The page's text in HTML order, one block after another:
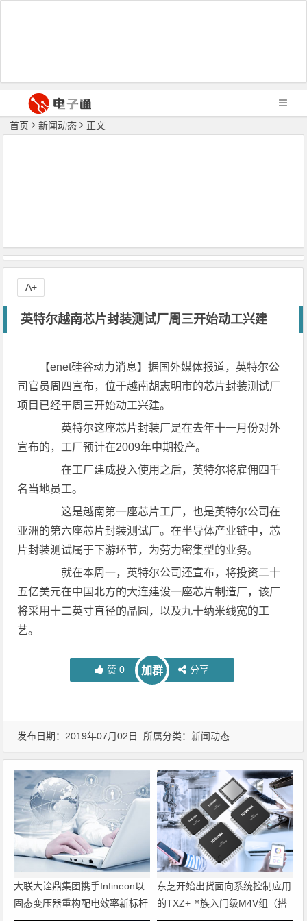
首页 新闻动态 正文
英特尔越南芯片封装测试厂周三开始动工兴建
【enet硅谷动力消息】据国外媒体报道，英特尔公
司官员周四宣布，位于越南胡志明市的芯片封装测试厂
项目已经于周三开始动工兴建。
英特尔这座芯片封装厂是在去年十一月份对外
宣布的，工厂预计在2009年中期投产。
在工厂建成投入使用之后，英特尔将雇佣四千
名当地员工。
这是越南第一座芯片工厂，也是英特尔公司在
亚洲的第六座芯片封装测试厂。在半导体产业链中，芯
片封装测试属于下游环节，为劳力密集型的业务。
就在本周一，英特尔公司还宣布，将投资二十
五亿美元在中国北方的大连建设一座芯片制造厂，该厂
将采用十二英寸直径的晶圆，以及九十纳米线宽的工
艺。
赞 0 加群 分享
A+
发布日期：2019年07月02日 所属分类：新闻动态
大联大诠鼎集团携手Infineon以
固态变压器重构配电效率新标杆
东芝开始出货面向系统控制应用
的TXZ+™族入门级M4V组（搭